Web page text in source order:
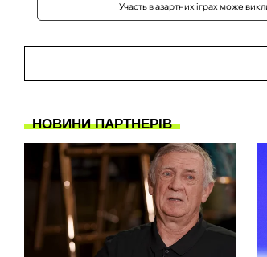
Участь в азартних іграх може